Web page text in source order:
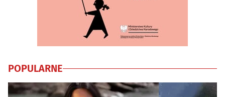
POPULARNE